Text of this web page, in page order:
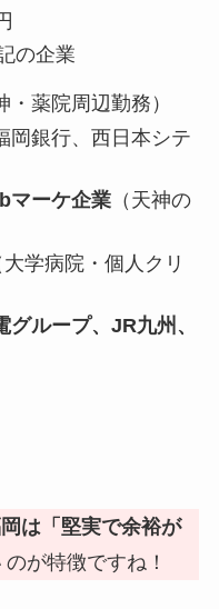
の企業
・薬院周辺勤務）
岡銀行、西日本シテ
マーケ企業（天神の
学病院・個人クリ
ループ、JR九州、
は「堅実で余裕が
のが特徴ですね！